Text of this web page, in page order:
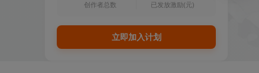
创作者总数 已发放激励(元)
立即加入计划